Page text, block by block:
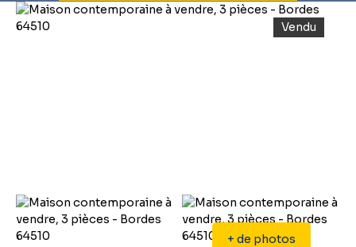
Vendu
+ de photos